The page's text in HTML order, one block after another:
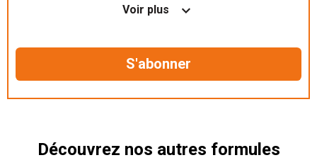
Nos articles en illimité sur ordinateur, tablette et
Le magazine TelQuel en numérique avant la sortie
Des informations confidentielles résérvées aux
Voir plus
Découvrez nos autres formules